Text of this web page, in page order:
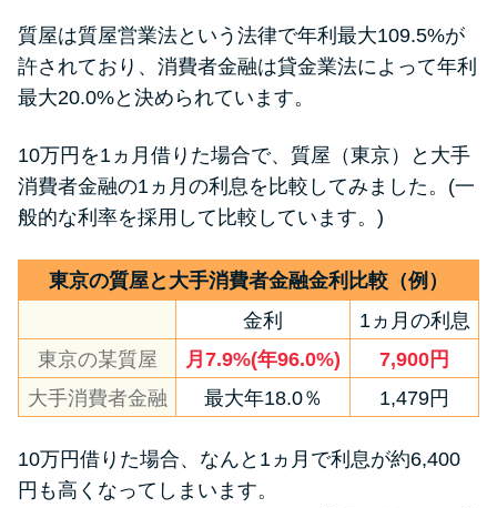
ードローン
特集ページ一覧
種類や特徴で探す
銀行カードローンを選ぶべき4つ
の理由
無利息期間を利用して利息0円で
お金を借りる3つのポイント
種類・特徴別一覧
その他コラム
質屋は質屋営業法という法律で年利最大109.5%が
許されており、消費者金融は貸金業法によって年利
最大20.0%と決められています。
10万円を1ヵ月借りた場合で、質屋（東京）と大手
消費者金融の1ヵ月の利息を比較してみました。(一
般的な利率を採用して比較しています。)
東京の質屋と大手消費者金融金利比較（例）
金利
1ヵ月の利息
東京の某質屋
月7.9%(年96.0%)
7,900円
大手消費者金融
最大年18.0％ 1,479円
10万円借りた場合、なんと1ヵ月で利息が約6,400
円も高くなってしまいます。